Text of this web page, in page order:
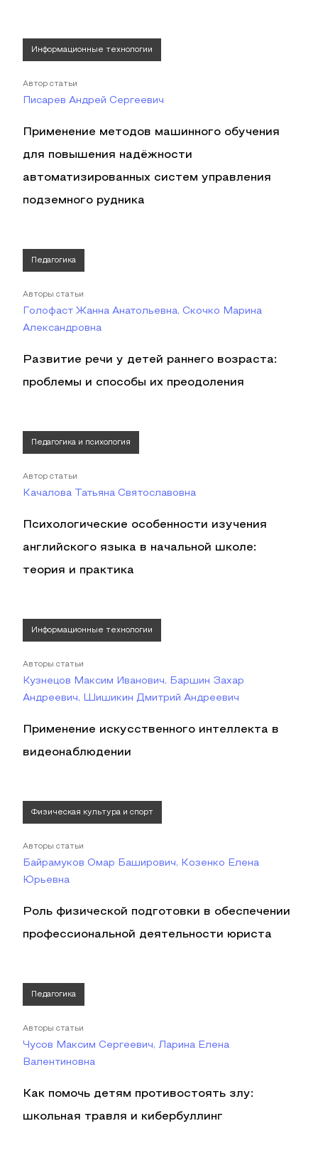
Информационные технологии
Автор статьи
Писарев Андрей Сергеевич
Применение методов машинного обучения
для повышения надёжности
автоматизированных систем управления
подземного рудника
Педагогика
Авторы статьи
Голофаст Жанна Анатольевна, Скочко Марина
Александровна
Развитие речи у детей раннего возраста:
проблемы и способы их преодоления
Педагогика и психология
Автор статьи
Качалова Татьяна Святославовна
Психологические особенности изучения
английского языка в начальной школе:
теория и практика
Информационные технологии
Авторы статьи
Кузнецов Максим Иванович, Баршин Захар
Андреевич, Шишикин Дмитрий Андреевич
Применение искусственного интеллекта в
видеонаблюдении
Физическая культура и спорт
Авторы статьи
Байрамуков Омар Баширович, Козенко Елена
Юрьевна
Роль физической подготовки в обеспечении
профессиональной деятельности юриста
Педагогика
Авторы статьи
Чусов Максим Сергеевич, Ларина Елена
Валентиновна
Как помочь детям противостоять злу:
школьная травля и кибербуллинг